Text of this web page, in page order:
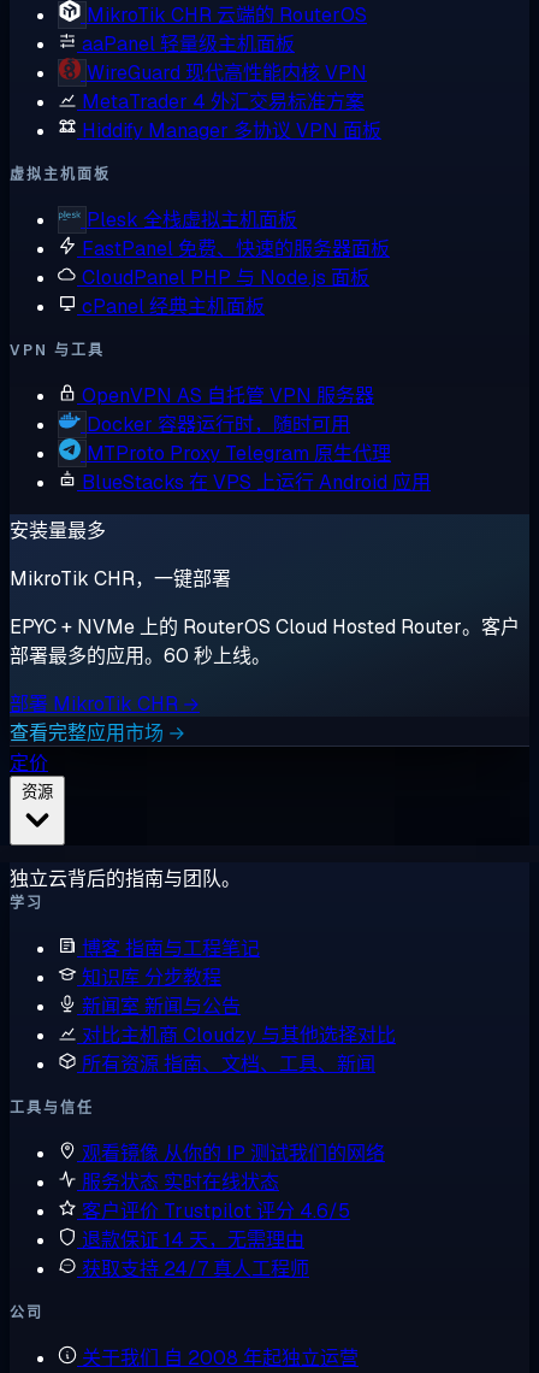
MikroTik CHR 云端的 RouterOS
aaPanel轻量级主机面板
WireGuard 现代高性能内核 VPN
MetaTrader 4 外汇交易标准方案
Hiddify Manager 多协议 VPN 面板
虚拟主机面板
Plesk 全栈虚拟主机面板
FastPanel 免费、快速的服务器面板
CloudPanel PHP 与 Node.js 面板
cPanel经典主机面板
VPN 与工具
OpenVPN AS 自托管 VPN 服务器
Docker 容器运行时，随时可用
MTProto Proxy Telegram 原生代理
BlueStacks 在 VPS 上运行 Android 应用
安装量最多
MikroTik CHR，一键部署
EPYC + NVMe 上的 RouterOS Cloud Hosted Router。客户
部署最多的应用。60 秒上线。
部署 MikroTik CHR →
查看完整应用市场 →
定价
独立云背后的指南与团队。
学习
博客指南与工程笔记
知识库 分步教程
新闻室 新闻与公告
对比主机商 Cloudzy 与其他选择对比
所有资源指南、文档、工具、新闻
工具与信任
观看镜像 从你的 IP 测试我们的网络
服务状态 实时在线状态
客户评价 Trustpilot 评分 4.6/5
退款保证 14 天，无需理由
获取支持 24/7 真人工程师
公司
关于我们 自 2008 年起独立运营